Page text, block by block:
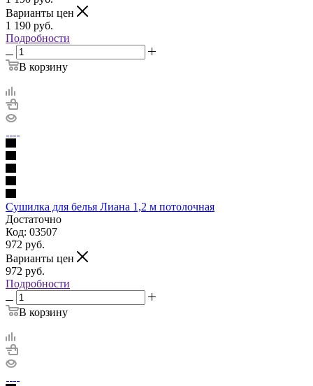
Варианты цен
1 190 руб.
Подробности
В корзину
Сушилка для белья Лиана 1,2 м потолочная
Достаточно
Код: 03507
972 руб.
Варианты цен
972 руб.
Подробности
В корзину